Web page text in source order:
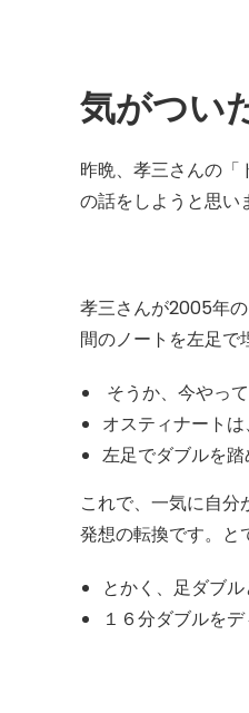
気がつい
昨晩、孝三さんの
の話をしようと思い
孝三さんが2005年
間のノートを左足で
そうか、今やっ
オスティナート
左足でダブルを
これで、一気に自
発想の転換です。と
とかく、足ダブ
１６分ダブルを